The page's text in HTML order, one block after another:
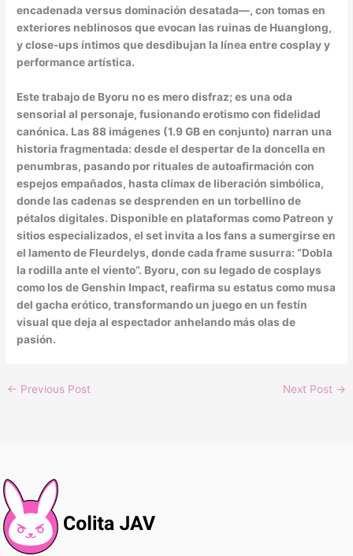
encadenada versus dominación desatada—, con tomas en
exteriores neblinosos que evocan las ruinas de Huanglong,
y close-ups íntimos que desdibujan la línea entre cosplay y
performance artística.
Este trabajo de Byoru no es mero disfraz; es una oda
sensorial al personaje, fusionando erotismo con fidelidad
canónica. Las 88 imágenes (1.9 GB en conjunto) narran una
historia fragmentada: desde el despertar de la doncella en
penumbras, pasando por rituales de autoafirmación con
espejos empañados, hasta clímax de liberación simbólica,
donde las cadenas se desprenden en un torbellino de
pétalos digitales. Disponible en plataformas como Patreon y
sitios especializados, el set invita a los fans a sumergirse en
el lamento de Fleurdelys, donde cada frame susurra: “Dobla
la rodilla ante el viento”. Byoru, con su legado de cosplays
como los de Genshin Impact, reafirma su estatus como musa
del gacha erótico, transformando un juego en un festín
visual que deja al espectador anhelando más olas de
pasión.
← Previous Post Next Post →